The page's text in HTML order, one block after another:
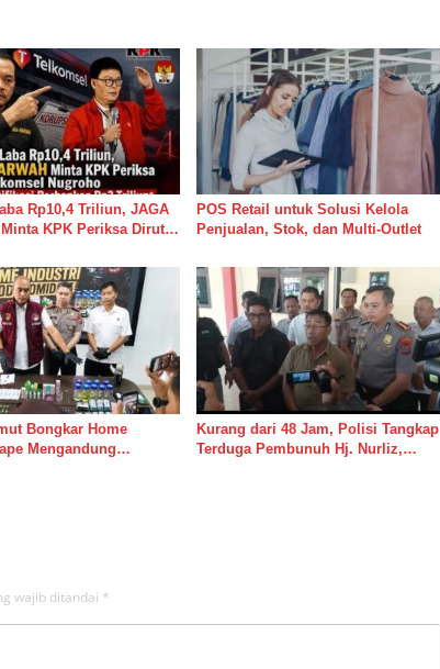
Rp10,4 Triliun, JAGA
Minta KPK Periksa Dirut
Perbankan Rp2 Triliun
POS Retail untuk Solusi Kelola
Penjualan, Stok, dan Multi-Outlet
Bongkar Home
Mengandung
Kurang dari 48 Jam, Polisi Tangkap
Terduga Pembunuh Hj. Nurliz,
wajib ditandai *